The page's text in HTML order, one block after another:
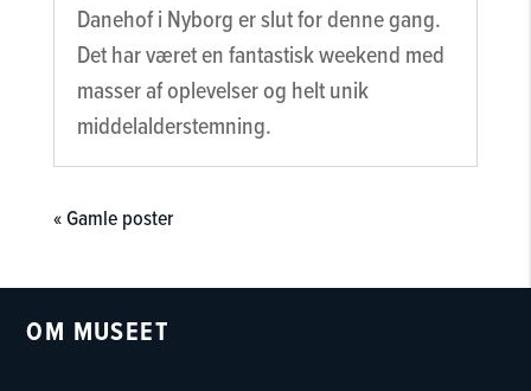
Danehof i Nyborg er slut for denne gang.
Det har været en fantastisk weekend med
masser af oplevelser og helt unik
middelalderstemning.
« Gamle poster
OM MUSEET